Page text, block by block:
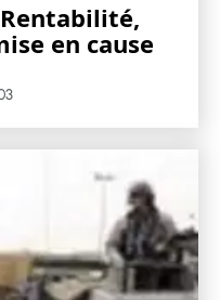
en cause